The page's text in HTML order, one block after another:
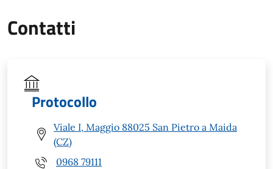
Contatti
Protocollo
Viale I, Maggio 88025 San Pietro a Maida
(CZ)
0968 79111